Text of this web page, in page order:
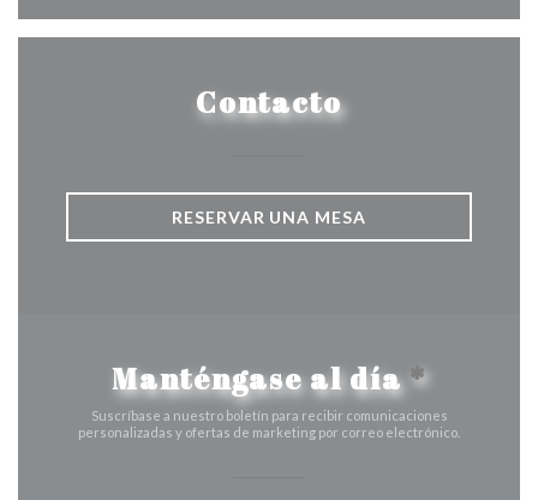
Contacto
RESERVAR UNA MESA
Manténgase al día*
Suscríbase a nuestro boletín para recibir comunicaciones
personalizadas y ofertas de marketing por correo electrónico.